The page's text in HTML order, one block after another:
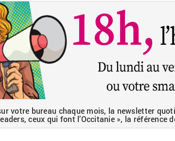
votre bureau chaque mois, la newsletter
ceux qui font l’Occitanie », la référence